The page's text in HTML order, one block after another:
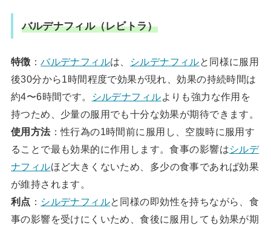
バルデナフィル（レビトラ）
特徴 ：バルデナフィルは、 シルデナフィルと同様に服用
後30分から1時間程度で効果が現れ、効果の持続時間は
約4〜6時間です。
シルデナフィルよりも強力な作用を
持つため、少量の服用でも十分な効果が期待できます。
使用方法：性行為の1時間前に服用し、空腹時に服用す
ることで最も効果的に作用します。食事の影響はシルデ
ナフィルほど大きくないため、多少の食事であれば効果
が維持されます。
利点 ： シルデナフィルと同様の即効性を持ちながら、食
事の影響を受けにくいため、食後に服用しても効果が期